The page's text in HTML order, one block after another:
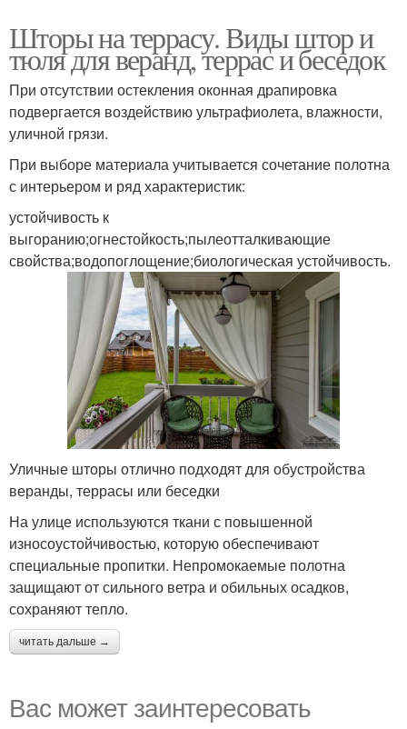
Шторы на террасу. Виды штор и
тюля для веранд, террас и беседок
При отсутствии остекления оконная драпировка
подвергается воздействию ультрафиолета, влажности,
уличной грязи.
При выборе материала учитывается сочетание полотна
с интерьером и ряд характеристик:
устойчивость к
выгоранию;огнестойкость;пылеотталкивающие
свойства;водопоглощение;биологическая устойчивость.
Уличные шторы отлично подходят для обустройства
веранды, террасы или беседки
На улице используются ткани с повышенной
износоустойчивостью, которую обеспечивают
специальные пропитки. Непромокаемые полотна
защищают от сильного ветра и обильных осадков,
сохраняют тепло.
читать дальше →
Вас может заинтересовать